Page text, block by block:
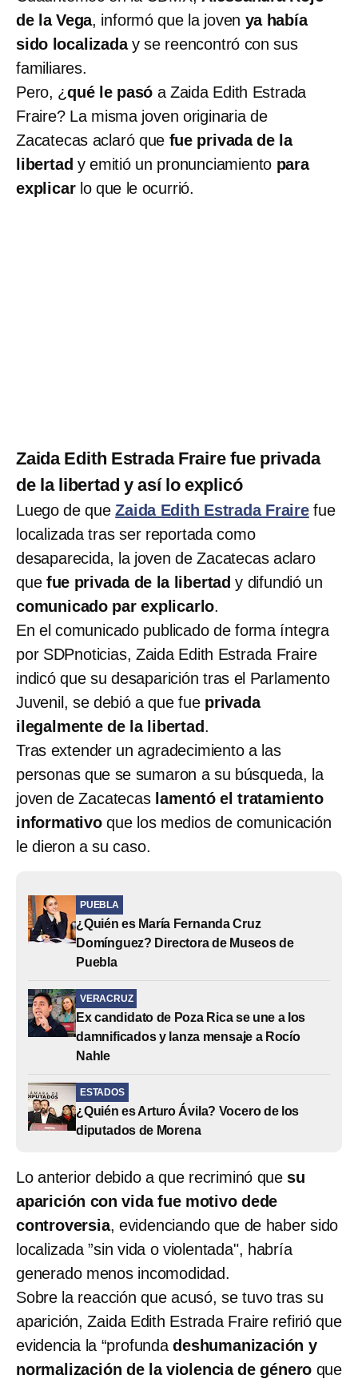
de la Vega, informó que la joven ya había
sido localizaday se reencontró con sus
familiares.
Pero, ¿qué le pasó a Zaida Edith Estrada
Fraire? La misma joven originaria de
Zacatecas aclaró que fue privada de la
libertad y emitió un pronunciamiento para
explicarlo que le ocurrió.
Zaida Edith Estrada Fraire fue privada
de la libertad y así lo explicó
Luego de queZaida Edith Estrada Frairefue
localizada tras ser reportada como
desaparecida, la joven de Zacatecas aclaro
que fue privada de la libertad y difundió un
comunicado par explicarlo.
En el comunicado publicado de forma íntegra
por SDPnoticias, Zaida Edith Estrada Fraire
indicó que su desaparición tras el Parlamento
Juvenil, se debió a que fue privada
ilegalmente de la libertad .
Tras extender un agradecimiento a las
personas que se sumaron a su búsqueda, la
joven de Zacatecas lamentó el tratamiento
informativoque los medios de comunicación
le dieron a su caso.
PUEBLA
¿Quién es María Fernanda Cruz
Domínguez? Directora de Museos de
Puebla
VERACRUZ
Ex candidato de Poza Rica se une a los
damnificados y lanza mensaje a Rocío
Nahle
ESTADOS
¿Quién es Arturo Ávila? Vocero de los
diputados de Morena
Lo anterior debido a que recriminó que su
aparición con vida fue motivo dede
controversia, evidenciando que de haber sido
localizada ”sin vida o violentada", habría
generado menos incomodidad.
Sobre la reacción que acusó, se tuvo tras su
aparición, Zaida Edith Estrada Fraire refirió que
evidencia la “profundadeshumanización y
normalización de la violencia de género que